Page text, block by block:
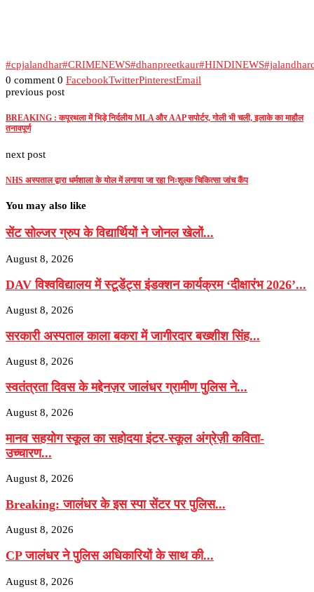
#cpjalandhar#CRIMENEWS#dhanpreetkaur#HINDINEWS
0 comment 0 FacebookTwitterPinterestEmail
previous post
BREAKING : कपूरथला में भिड़े निर्दलीय MLA और AAP सपोर्टर, गोली भी चली, इलाके का माहौल
तनावपूर्ण
next post
NHS अस्पताल द्वारा धर्मशाला के योल में लगाया जा रहा निःशुल्क चिकित्सा जांच कैंप
You may also like
सेंट सोल्जर ग्रुप के विद्यार्थियों ने जोनल खेलों...
August 8, 2026
DAV विश्वविद्यालय में स्टूडेंट्स इंडक्शन कार्यक्रम ‘दीक्षारंभ 2026’...
August 8, 2026
सरकारी अस्पताल काला बकरा में जागीरदार बख्शीश सिंह...
August 8, 2026
स्वतंत्रता दिवस के मद्देनज़र जालंधर ग्रामीण पुलिस ने...
August 8, 2026
मानव सहयोग स्कूल का सहोदया इंटर-स्कूल अंग्रेज़ी कविता-
उच्चारण...
August 8, 2026
Breaking: जालंधर के इस स्पा सेंटर पर पुलिस...
August 8, 2026
CP जालंधर ने पुलिस अधिकारियों के साथ की...
August 8, 2026